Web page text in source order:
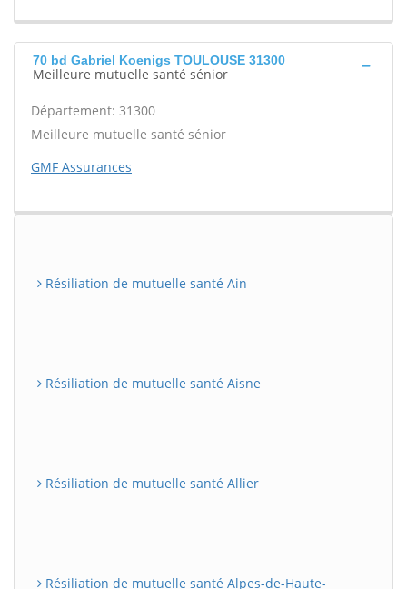
70 bd Gabriel Koenigs TOULOUSE 31300
Meilleure mutuelle santé sénior
Département: 31300
Meilleure mutuelle santé sénior
GMF Assurances
Résiliation de mutuelle santé Ain
Résiliation de mutuelle santé Aisne
Résiliation de mutuelle santé Allier
Résiliation de mutuelle santé Alpes-de-Haute-